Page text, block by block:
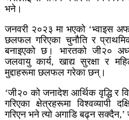
भने।
जनवरी २०२३ मा भएको ‘भ्वाइस
छलफल गरिएका चुनौति र
बनाइएको छ। भारतको जी२०
जलवायु कार्य, खाद्य सुरक्षा र
मुद्दाहरूमा छलफल गरेका छन्।
‘जी२० को जनादेश आर्थिक वृद्धि र
गरिएका क्षेत्रहरूमा विश्वव्यापी
गरिएन भने त्यो अगाडि बढ्न